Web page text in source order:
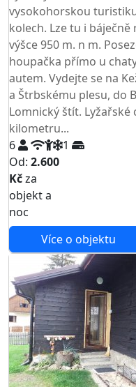
vysokohorskou
kolech. Lze tu i
výšce 950 m. n m.
houpačka přímo u
autem. Vydejte se na
a Štrbskému plesu, do
Lomnický štít.
kilometru...
6
1
Od: 2.600
Kčza
objekt a
noc
Více o objektu